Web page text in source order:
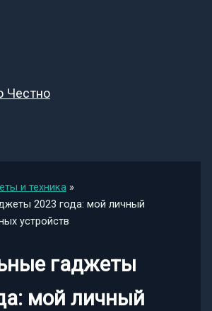
Честно
и техника
2023 года: мой личный
устройств
гаджеты
мой личный